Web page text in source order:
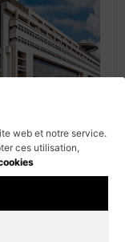
web et notre service.
ces utilisation,
CIR… à